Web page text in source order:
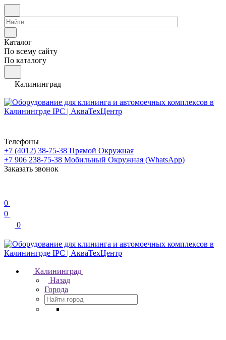
Каталог
По всему сайту
По каталогу
Калининград
Телефоны
+7 (4012) 38-75-38 Прямой Окружная
+7 906 238-75-38 Мобильный Окружная (WhatsApp)
Заказать звонок
0
0
0
Калининград
Назад
Города